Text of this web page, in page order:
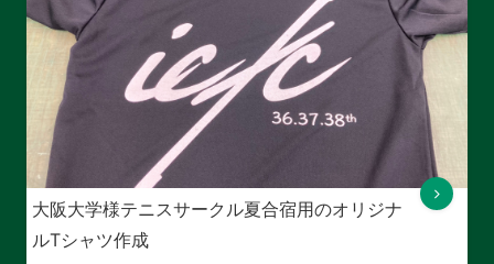
大阪大学様テニスサークル夏合宿用のオリジナ
ルTシャツ作成